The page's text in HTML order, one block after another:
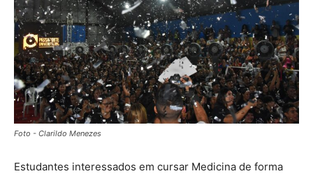
Foto - Clarildo Menezes
Estudantes interessados em cursar Medicina de forma